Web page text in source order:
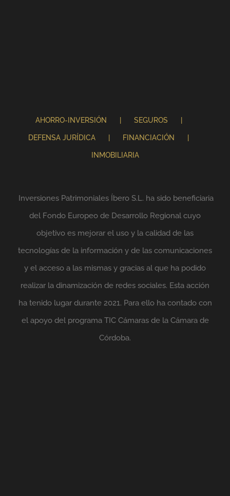
AHORRO-INVERSIÓN SEGUROS
DEFENSA JURÍDICA FINANCIACIÓN
INMOBILIARIA
Inversiones Patrimoniales Íbero S.L. ha sido beneficiaria
del Fondo Europeo de Desarrollo Regional cuyo
objetivo es mejorar el uso y la calidad de las
tecnologías de la información y de las comunicaciones
y el acceso a las mismas y gracias al que ha podido
realizar la dinamización de redes sociales. Esta acción
ha tenido lugar durante 2021. Para ello ha contado con
el apoyo del programa TIC Cámaras de la Cámara de
Córdoba.